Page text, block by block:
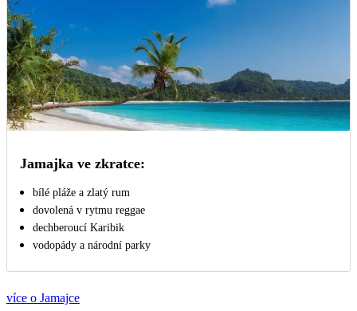
Jamajka ve zkratce:
bílé pláže a zlatý rum
dovolená v rytmu reggae
dechberoucí Karibik
vodopády a národní parky
více o Jamajce